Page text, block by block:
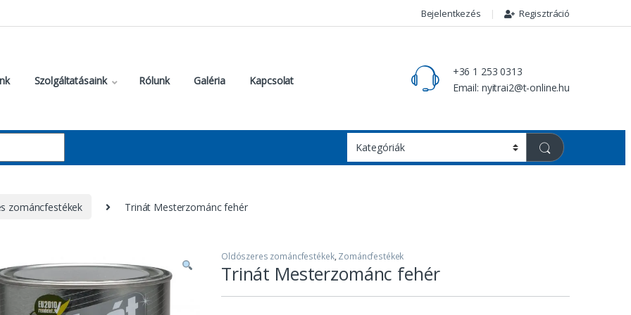
Bejelentkezés Regisztráció
Szolgáltatásaink Rólunk Galéria Kapcsolat
+36 1 253 0313
Email: nyitrai2@t-online.hu
zománcfestékek Trinát Mesterzománc fehér
Oldószeres zománcfestékek, Zománcfestékek
Trinát Mesterzománc fehér